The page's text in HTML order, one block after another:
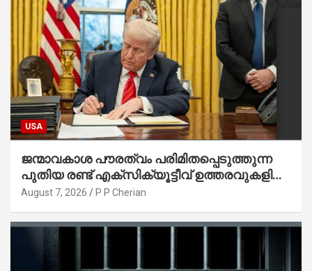
USA
ജന്മാവകാശ പൗരത്വം പരിമിതപ്പെടുത്തുന്ന
പുതിയ രണ്ട് എക്സിക്യൂട്ടീവ് ഉത്തരവുകളിൽ
ട്രംപ് ഒപ്പുവെച്ചു
August 7, 2026 P P Cherian